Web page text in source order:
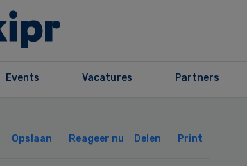
Events Vacatures Partners
Opslaan Reageer nu Delen Print